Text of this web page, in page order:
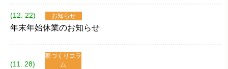
(12. 22) お知らせ
年末年始休業のお知らせ
(11. 28)
家づくりコラ
ム